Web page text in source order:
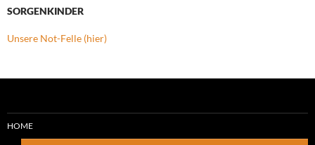
SORGENKINDER
Unsere Not-Felle (hier)
HOME